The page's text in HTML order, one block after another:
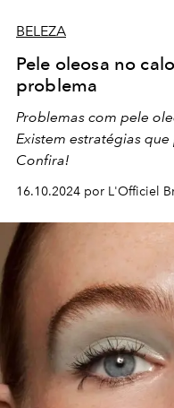
BELEZA
Pele oleosa no
problema
Problemas com pele
Existem estratégias
Confira!
16.10.2024 por L'Officiel